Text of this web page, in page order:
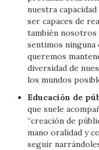
nuestra
ser capaces de
también nosotros
sentimos ninguna
queremos
diversidad de
los mundos
Educación de
que suele
“creación de
mano oralidad y
seguir